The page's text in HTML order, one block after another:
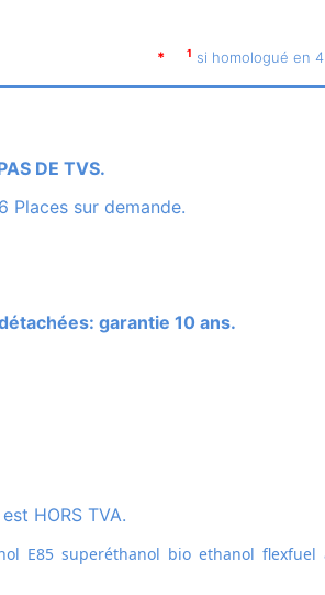
* 1 si homologué en
DE TVS.
Places sur demande.
garantie 10 ans.
HORS TVA.
E85 superéthanol bio ethanol flexfuel